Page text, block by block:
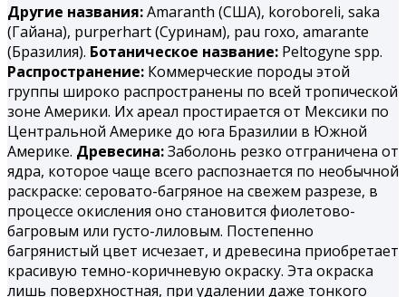
Другие названия:Amaranth (США), koroboreli, saka
(Гайана), purperhart (Суринам), раu гохо, amarantе
(Бразилия). Ботаническое название: Peltogyne spp.
Распространение: Коммерческие породы этой
группы широко распространены по всей тропической
зоне Америки. Их ареал простирается от Мексики по
Центральной Америке до юга Бразилии в Южной
Америке. Древесина:Заболонь резко отграничена от
ядра, которое чаще всего распознается по необычной
раскраске: серовато-багряное на свежем разрезе, в
процессе окисления оно становится фиолетово-
багровым или густо-лиловым. Постепенно
багрянистый цвет исчезает, и древесина приобретает
красивую темно-коричневую окраску. Эта окраска
лишь поверхностная, при удалении даже тонкого